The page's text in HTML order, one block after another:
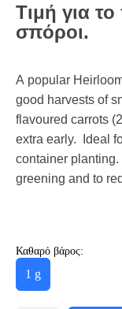
Τιμή για
σπόροι.
A popular
good harvests of
flavoured carrots
extra early. Ideal
container
greening and to
Καθαρό βάρος:
1 g